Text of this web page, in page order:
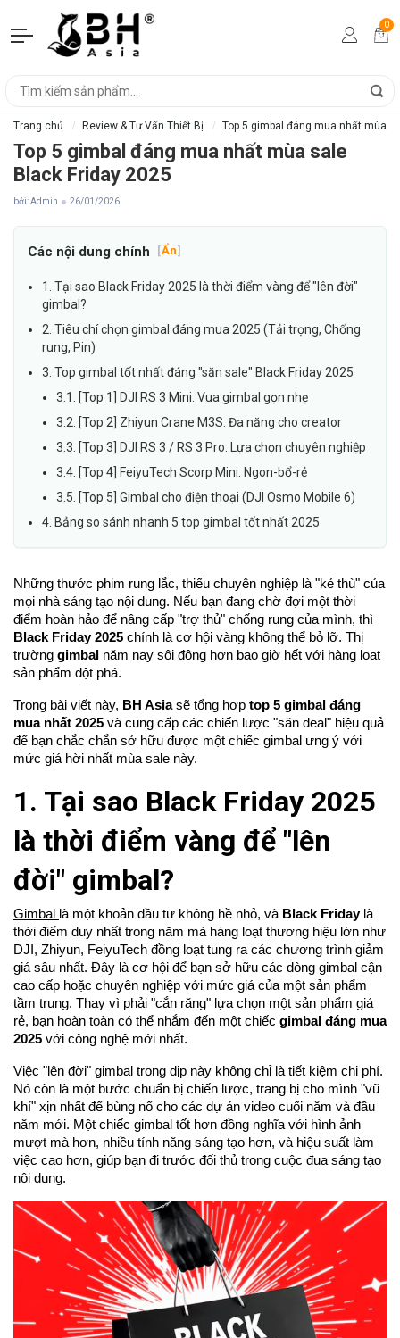
0
Trang chủ Review & Tư Vấn Thiết Bị Top 5 gimbal đáng mua nhất mùa
Top 5 gimbal đáng mua nhất mùa sale
Black Friday 2025
bởi: Admin 26/01/2026
Các nội dung chính [Ẩn]
1. Tại sao Black Friday 2025 là thời điểm vàng để "lên đời"
gimbal?
2. Tiêu chí chọn gimbal đáng mua 2025 (Tải trọng, Chống
rung, Pin)
3. Top gimbal tốt nhất đáng "săn sale" Black Friday 2025
3.1. [Top 1] DJI RS 3 Mini: Vua gimbal gọn nhẹ
3.2. [Top 2] Zhiyun Crane M3S: Đa năng cho creator
3.3. [Top 3] DJI RS 3 / RS 3 Pro: Lựa chọn chuyên nghiệp
3.4. [Top 4] FeiyuTech Scorp Mini: Ngon-bổ-rẻ
3.5. [Top 5] Gimbal cho điện thoại (DJI Osmo Mobile 6)
4. Bảng so sánh nhanh 5 top gimbal tốt nhất 2025
Những thước phim rung lắc, thiếu chuyên nghiệp là "kẻ thù" của
mọi nhà sáng tạo nội dung. Nếu bạn đang chờ đợi một thời
điểm hoàn hảo để nâng cấp "trợ thủ" chống rung của mình, thì
Black Friday 2025 chính là cơ hội vàng không thể bỏ lỡ. Thị
trường gimbal năm nay sôi động hơn bao giờ hết với hàng loạt
sản phẩm đột phá.
Trong bài viết này, BH Asiasẽ tổng hợp top 5 gimbal đáng
mua nhất 2025 và cung cấp các chiến lược "săn deal" hiệu quả
để bạn chắc chắn sở hữu được một chiếc gimbal ưng ý với
mức giá hời nhất mùa sale này.
1. Tại sao Black Friday 2025
là thời điểm vàng để "lên
đời" gimbal?
Gimbal là một khoản đầu tư không hề nhỏ, và Black Fridaylà
thời điểm duy nhất trong năm mà hàng loạt thương hiệu lớn như
DJI, Zhiyun, FeiyuTech đồng loạt tung ra các chương trình giảm
giá sâu nhất. Đây là cơ hội để bạn sở hữu các dòng gimbal cận
cao cấp hoặc chuyên nghiệp với mức giá của một sản phẩm
tầm trung. Thay vì phải "cắn răng" lựa chọn một sản phẩm giá
rẻ, bạn hoàn toàn có thể nhắm đến một chiếc gimbal đáng mua
2025 với công nghệ mới nhất.
Việc "lên đời" gimbal trong dịp này không chỉ là tiết kiệm chi phí.
Nó còn là một bước chuẩn bị chiến lược, trang bị cho mình "vũ
khí" xịn nhất để bùng nổ cho các dự án video cuối năm và đầu
năm mới. Một chiếc gimbal tốt hơn đồng nghĩa với hình ảnh
mượt mà hơn, nhiều tính năng sáng tạo hơn, và hiệu suất làm
việc cao hơn, giúp bạn đi trước đối thủ trong cuộc đua sáng tạo
nội dung.